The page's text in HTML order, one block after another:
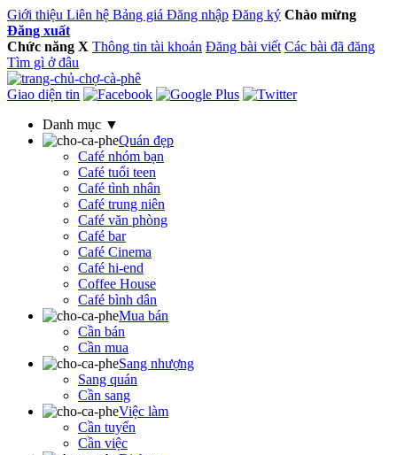
Giới thiệu Liên hệ Bảng giá Đăng nhập Đăng ký Chào mừng
Đăng xuất
Chức năng X Thông tin tài khoản Đăng bài viết Các bài đã đăng
Tìm gì ở đâu
Giao diện tin
Danh mục ▼
Quán đẹp
Café nhóm bạn
Café tuổi teen
Café tình nhân
Café trung niên
Café văn phòng
Café bar
Café Cinema
Café hi-end
Coffee House
Café bình dân
Mua bán
Cần bán
Cần mua
Sang nhượng
Sang quán
Cần sang
Việc làm
Cần tuyển
Cần việc